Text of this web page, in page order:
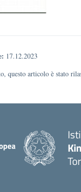
17.12.2023
questo articolo è stato